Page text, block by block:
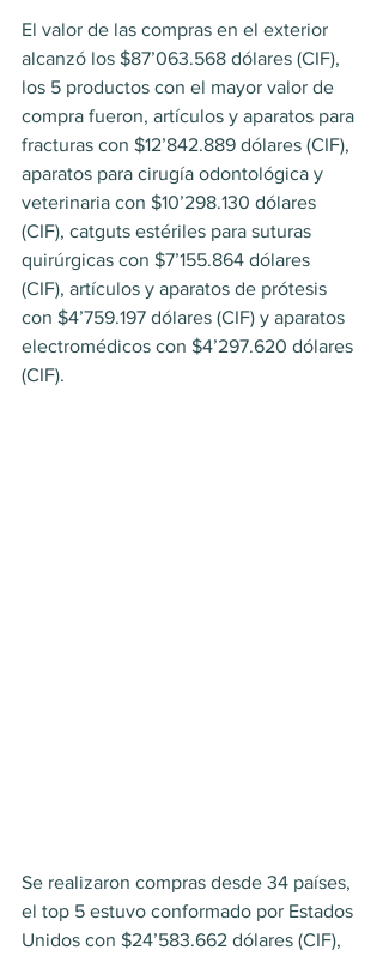
El valor de las compras en el exterior
alcanzó los $87’063.568 dólares (CIF),
los 5 productos con el mayor valor de
compra fueron, artículos y aparatos para
fracturas con $12’842.889 dólares (CIF),
aparatos para cirugía odontológica y
veterinaria con $10’298.130 dólares
(CIF), catguts estériles para suturas
quirúrgicas con $7’155.864 dólares
(CIF), artículos y aparatos de prótesis
con $4’759.197 dólares (CIF) y aparatos
electromédicos con $4’297.620 dólares
(CIF).
Se realizaron compras desde 34 países,
el top 5 estuvo conformado por Estados
Unidos con $24’583.662 dólares (CIF),